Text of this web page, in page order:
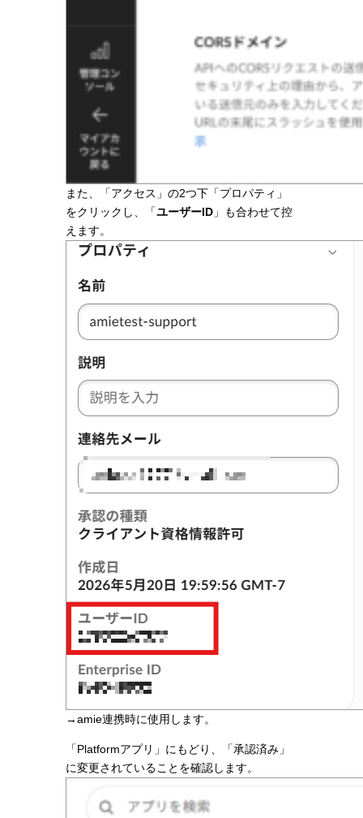
また、「アクセス」の2つ下「プロパティ」
をクリックし、「ユーザーID 」も合わせて控
えます。
→amie連携時に使用します。
「Platformアプリ」にもどり、「承認済み」
に変更されていることを確認します。